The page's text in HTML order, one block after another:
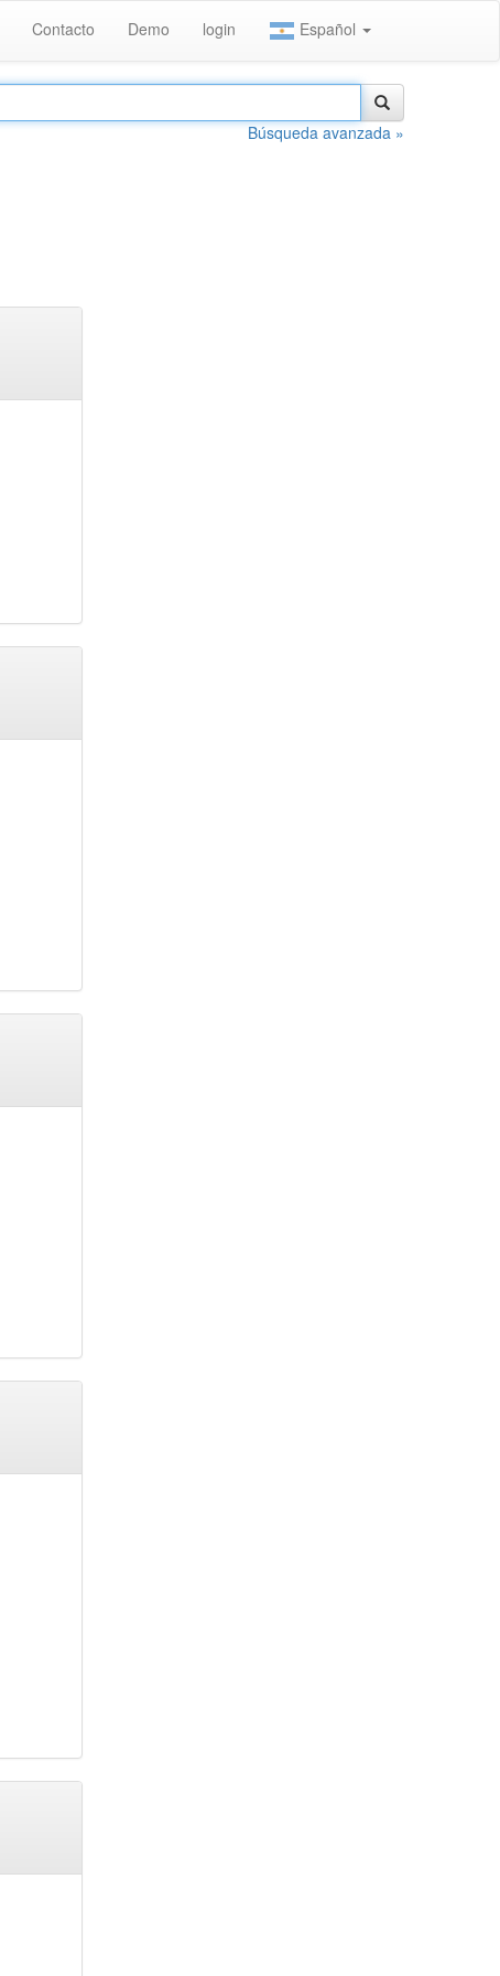
Contacto Demo login Español
Búsqueda avanzada »